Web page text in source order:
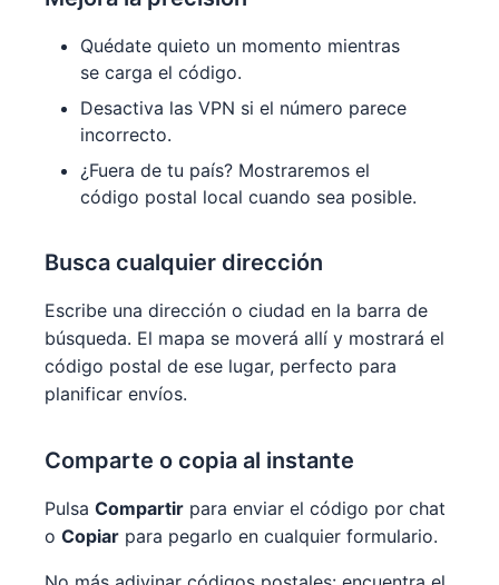
Quédate quieto un momento mientras
se carga el código.
Desactiva las VPN si el número parece
incorrecto.
¿Fuera de tu país? Mostraremos el
código postal local cuando sea posible.
Busca cualquier dirección
Escribe una dirección o ciudad en la barra de
búsqueda. El mapa se moverá allí y mostrará el
código postal de ese lugar, perfecto para
planificar envíos.
Comparte o copia al instante
Pulsa Compartir para enviar el código por chat
o Copiar para pegarlo en cualquier formulario.